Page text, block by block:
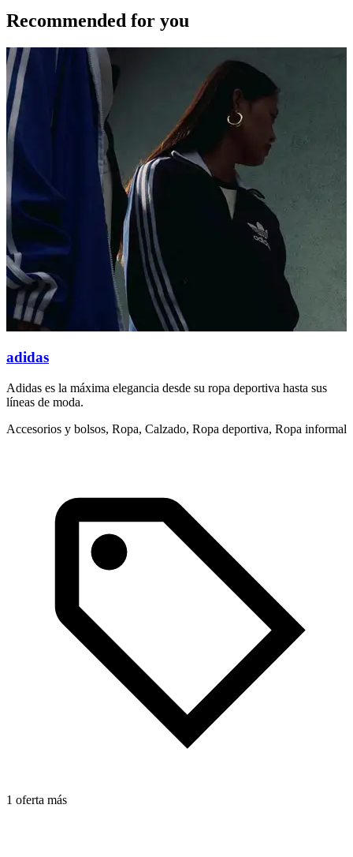
Recommended for you
adidas
Adidas es la máxima elegancia desde su ropa deportiva hasta sus
líneas de moda.
Accesorios y bolsos, Ropa, Calzado, Ropa deportiva, Ropa informal
1 oferta más